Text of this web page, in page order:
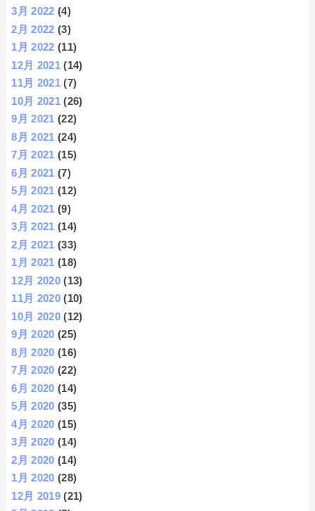
3月 2022 (4)
2月 2022 (3)
1月 2022 (11)
12月 2021 (14)
11月 2021 (7)
10月 2021 (26)
9月 2021 (22)
8月 2021 (24)
7月 2021 (15)
6月 2021 (7)
5月 2021 (12)
4月 2021 (9)
3月 2021 (14)
2月 2021 (33)
1月 2021 (18)
12月 2020 (13)
11月 2020 (10)
10月 2020 (12)
9月 2020 (25)
8月 2020 (16)
7月 2020 (22)
6月 2020 (14)
5月 2020 (35)
4月 2020 (15)
3月 2020 (14)
2月 2020 (14)
1月 2020 (28)
12月 2019 (21)